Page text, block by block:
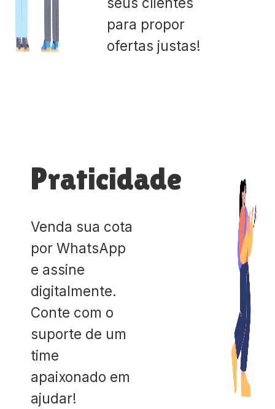
para propor
ofertas justas!
Praticidade
Venda sua cota
por WhatsApp
e assine
digitalmente.
Conte com o
suporte de um
time
apaixonado em
ajudar!